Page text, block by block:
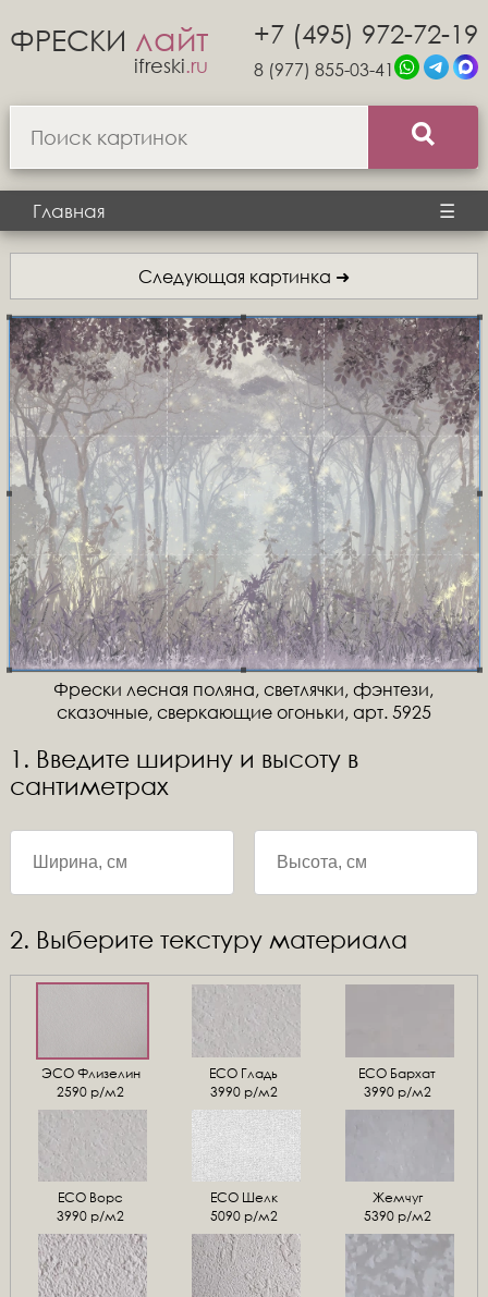
ФРЕСКИ лайт
ifreski.ru
+7 (495) 972-72-19
8 (977) 855-03-41
Главная ☰
Следующая картинка ➜
Фрески лесная поляна, светлячки, фэнтези,
сказочные, сверкающие огоньки, арт. 5925
1. Введите ширину и высоту в
сантиметрах
2. Выберите текстуру материала
ЭСО Флизелин
2590 р/м2
ЕСО Гладь
3990 р/м2
ECO Бархат
3990 р/м2
ЕСО Ворс
3990 р/м2
ЕСО Шелк
5090 р/м2
Жемчуг
5390 р/м2